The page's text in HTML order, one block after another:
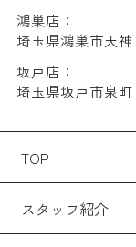
鴻巣店：
埼玉県鴻巣市天
坂戸店：
埼玉県坂戸市泉町
TOP
スタッフ紹介